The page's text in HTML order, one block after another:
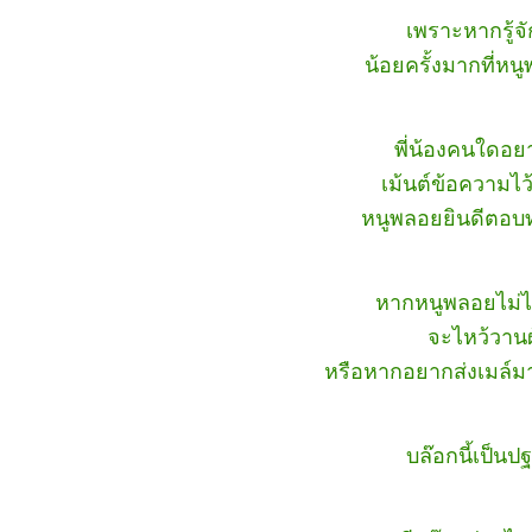
เพราะหากรู้
น้อยครั้งมากที่หนู
พี่น้องคนใดอ
เม้นต์ข้อความไ
หนูพลอยยินดีตอบ
หากหนูพลอยไม่
จะไหว้วา
หรือหากอยากส่งเมล์
บล๊อกนี้เป็นป